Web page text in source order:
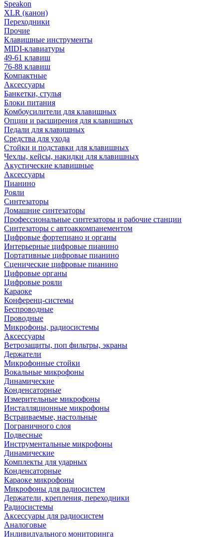
Speakon
XLR (канон)
Переходники
Прочие
Клавишные инструменты
MIDI-клавиатуры
49-61 клавиш
76-88 клавиш
Компактные
Аксессуары
Банкетки, стулья
Блоки питания
Комбоусилители для клавишных
Опции и расширения для клавишных
Педали для клавишных
Средства для ухода
Стойки и подставки для клавишных
Чехлы, кейсы, накидки для клавишных
Акустические клавишные
Аксессуары
Пианино
Рояли
Синтезаторы
Домашние синтезаторы
Профессиональные синтезаторы и рабочие станции
Синтезаторы с автоаккомпанементом
Цифровые фортепиано и органы
Интерьерные цифровые пианино
Портативные цифровые пианино
Сценические цифровые пианино
Цифровые органы
Цифровые рояли
Караоке
Конференц-системы
Беспроводные
Проводные
Микрофоны, радиосистемы
Аксессуары
Ветрозащиты, поп фильтры, экраны
Держатели
Микрофонные стойки
Вокальные микрофоны
Динамические
Конденсаторные
Измерительные микрофоны
Инсталляционные микрофоны
Встраиваемые, настольные
Пограничного слоя
Подвесные
Инструментальные микрофоны
Динамические
Комплекты для ударных
Конденсаторные
Караоке микрофоны
Микрофоны для радиосистем
Держатели, крепления, переходники
Радиосистемы
Аксессуары для радиосистем
Аналоговые
Индивидуального мониторинга